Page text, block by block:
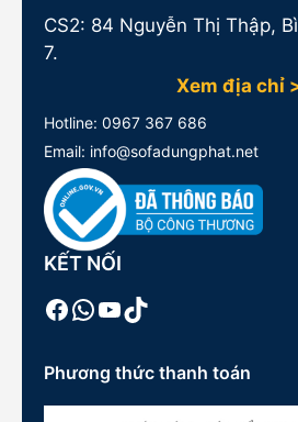
CS2: 84 Nguyễn Thị Thập,
7.
Xem địa chỉ
Hotline: 0967 367 686
Email: info@sofadungphat.net
KẾT NỐI
Facebook
WhatsApp
Youtube
TikTok
Phương thức thanh toán